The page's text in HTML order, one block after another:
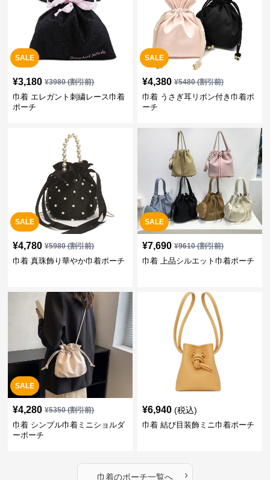
SALE
¥3,180 ¥3980(割引前)
巾着 エレガント刺繍レース巾着
ポーチ
SALE
¥4,380 ¥5480(割引前)
巾着 うさぎ耳リボン付き巾着ポ
ーチ
SALE
¥4,780 ¥5980(割引前)
巾着 真珠飾り華やか巾着ポーチ
SALE
¥7,690 ¥9610(割引前)
巾着 上品シルエット巾着ポーチ
SALE
¥4,280 ¥5350(割引前)
巾着 シンプル巾着ミニショルダ
ーポーチ
¥6,940 (税込)
巾着 結び目装飾ミニ巾着ポーチ
巾着のポーチ一覧へ ›